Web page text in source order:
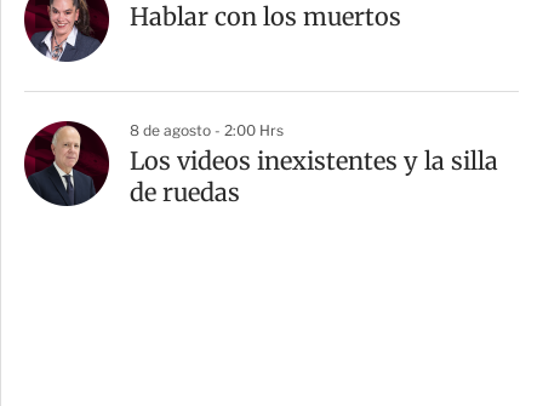
Hablar con los muertos
8 de agosto - 2:00 Hrs
Los videos inexistentes y la silla
de ruedas